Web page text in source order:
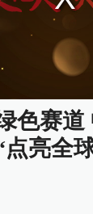
色赛道
亮全